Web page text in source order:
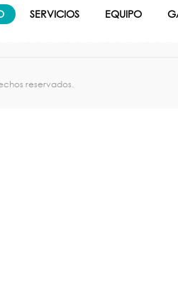
SERVICIOS EQUIPO
reservados.